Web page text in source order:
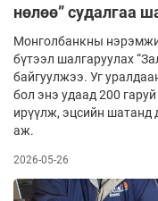
нөлөө” судалгаа
Монголбанкны
бүтээл шалгаруулах
байгуулжээ. Уг
бол энэ удаад 200
ирүүлж, эцсийн шатанд
аж.
2026-05-26